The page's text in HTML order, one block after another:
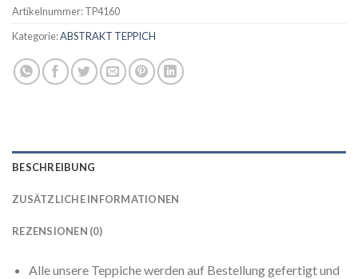
Artikelnummer:TP4160
Kategorie:ABSTRAKT TEPPICH
BESCHREIBUNG
ZUSÄTZLICHE INFORMATIONEN
REZENSIONEN (0)
Alle unsere Teppiche werden auf Bestellung gefertigt und